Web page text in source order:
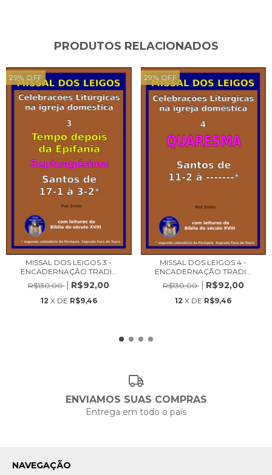
PRODUTOS RELACIONADOS
29% OFF
MISSAL DOS LEIGOS 3 -
ENCADERNAÇÃO TRADI...
R$130,00
R$92,00
12 X DE R$9,46
29% OFF
MISSAL DOS LEIGOS 4 -
ENCADERNAÇÃO TRADI...
R$130,00
R$92,00
12 X DE R$9,46
ENVIAMOS SUAS COMPRAS
Entrega em todo o país
NAVEGAÇÃO